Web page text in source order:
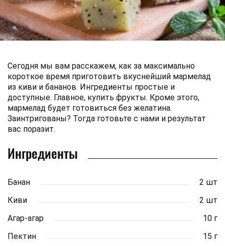
Сегодня мы вам расскажем, как за максимально
короткое время приготовить вкуснейший мармелад
из киви и бананов. Ингредиенты простые и
доступные. Главное, купить фрукты. Кроме этого,
мармелад будет готовиться без желатина.
Заинтригованы? Тогда готовьте с нами и результат
вас поразит.
Ингредиенты
Банан
2 шт
Киви
2 шт
Агар-агар
10 г
Пектин
15 г